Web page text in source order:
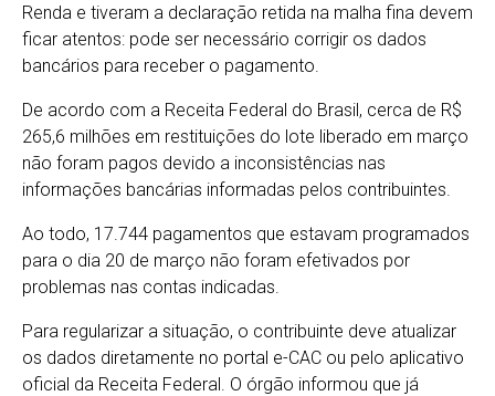
Renda e tiveram a declaração retida na malha fina devem
ficar atentos: pode ser necessário corrigir os dados
bancários para receber o pagamento.
De acordo com a Receita Federal do Brasil, cerca de R$
265,6 milhões em restituições do lote liberado em março
não foram pagos devido a inconsistências nas
informações bancárias informadas pelos contribuintes.
Ao todo, 17.744 pagamentos que estavam programados
para o dia 20 de março não foram efetivados por
problemas nas contas indicadas.
Para regularizar a situação, o contribuinte deve atualizar
os dados diretamente no portal e-CAC ou pelo aplicativo
oficial da Receita Federal. O órgão informou que já